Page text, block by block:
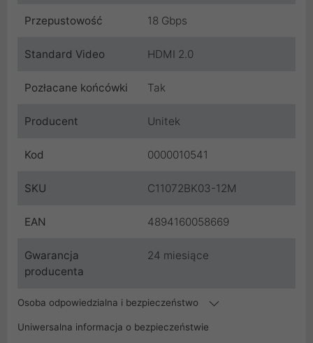
Przepustowość 18 Gbps
Standard Video HDMI 2.0
Pozłacane końcówki Tak
Producent Unitek
Kod 0000010541
SKU C11072BK03-12M
EAN 4894160058669
Gwarancja
producenta
24 miesiące
Osoba odpowiedzialna i bezpieczeństwo
Uniwersalna informacja o bezpieczeństwie